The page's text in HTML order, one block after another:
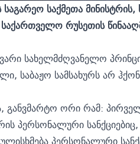
საქმეთა
რუსეთის
სახელმძღვანელო
საბაჟო სამსახურს არ
განვმარტო ორი რამ:
პერსონალური სანქციებიც,